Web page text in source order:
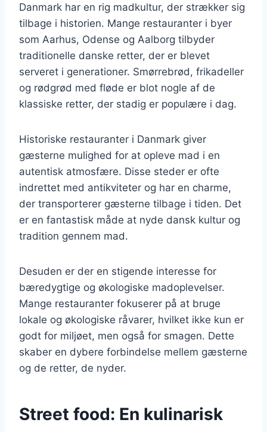
Danmark har en rig madkultur, der strækker sig
tilbage i historien. Mange restauranter i byer
som Aarhus, Odense og Aalborg tilbyder
traditionelle danske retter, der er blevet
serveret i generationer. Smørrebrød, frikadeller
og rødgrød med fløde er blot nogle af de
klassiske retter, der stadig er populære i dag.
Historiske restauranter i Danmark giver
gæsterne mulighed for at opleve mad i en
autentisk atmosfære. Disse steder er ofte
indrettet med antikviteter og har en charme,
der transporterer gæsterne tilbage i tiden. Det
er en fantastisk måde at nyde dansk kultur og
tradition gennem mad.
Desuden er der en stigende interesse for
bæredygtige og økologiske madoplevelser.
Mange restauranter fokuserer på at bruge
lokale og økologiske råvarer, hvilket ikke kun er
godt for miljøet, men også for smagen. Dette
skaber en dybere forbindelse mellem gæsterne
og de retter, de nyder.
Street food: En kulinarisk